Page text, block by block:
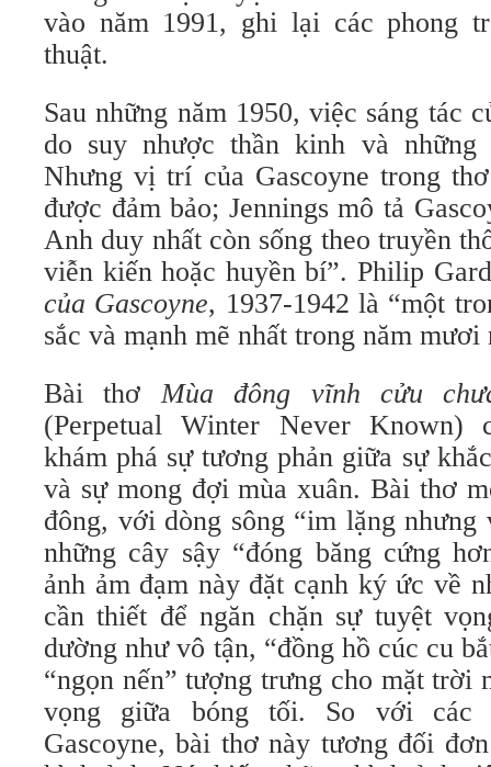
vào năm 1991, ghi lại các phong
thuật.
Sau những năm 1950, việc sáng tác
do suy nhược thần kinh và những
Nhưng vị trí của Gascoyne trong
được đảm bảo; Jennings mô tả
Anh duy nhất còn sống theo truyền
viễn kiến ​​hoặc huyền bí”. Philip
của Gascoyne, 1937-1942 là “một
sắc và mạnh mẽ nhất trong năm mươi
Bài thơMùa đông vĩnh cửu
(Perpetual Winter Never Known)
khám phá sự tương phản giữa sự
và sự mong đợi mùa xuân. Bài thơ
đông, với dòng sông “im lặng nhưng
những cây sậy “đóng băng cứng
ảnh ảm đạm này đặt cạnh ký ức về
cần thiết để ngăn chặn sự tuyệt
dường như vô tận, “đồng hồ cúc cu
“ngọn nến” tượng trưng cho mặt trời
vọng giữa bóng tối. So với các
Gascoyne, bài thơ này tương đối